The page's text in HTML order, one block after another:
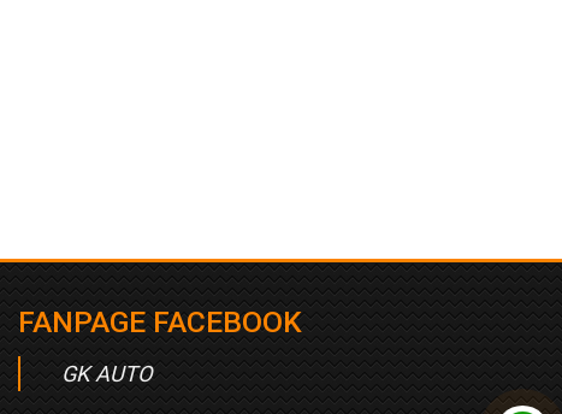
FANPAGE FACEBOOK
GK AUTO